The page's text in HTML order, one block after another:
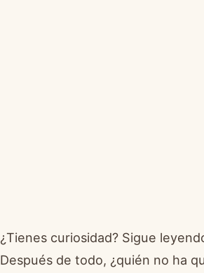
¿Tienes curiosidad? Sigue
Después de todo, ¿quién no ha